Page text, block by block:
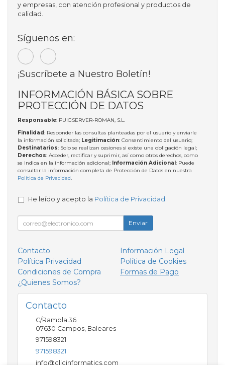
y empresas, con atención profesional y productos de
calidad.
Síguenos en:
¡Suscríbete a Nuestro Boletín!
INFORMACIÓN BÁSICA SOBRE
PROTECCIÓN DE DATOS
Responsable: PUIGSERVER-ROMAN, S.L.
Finalidad: Responder las consultas planteadas por el usuario y enviarle
la información solicitada; Legitimación: Consentimiento del usuario;
Destinatarios: Solo se realizan cesiones si existe una obligación legal;
Derechos: Acceder, rectificar y suprimir, así como otros derechos, como
se indica en la información adicional; Información Adicional: Puede
consultar la información completa de Protección de Datos en nuestra
Política de Privacidad.
He leído y acepto la Política de Privacidad .
Enviar
Contacto
Información Legal
Política Privacidad
Política de Cookies
Condiciones de Compra
Formas de Pago
¿Quienes Somos?
Contacto
C/Rambla 36
07630 Campos, Baleares
971598321
971598321
info@clicinformatics.com